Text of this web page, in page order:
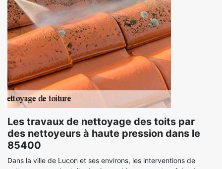
Les travaux de nettoyage des toits par
des nettoyeurs à haute pression dans le
85400
Dans la ville de Lucon et ses environs, les interventions de